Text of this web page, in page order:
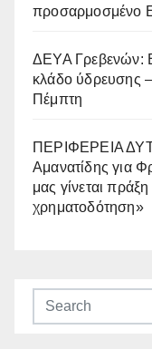
προσαρμοσμένο
ΔΕΥΑ Γρεβενών:
κλάδο ύδρευσης –
Πέμπτη
ΠΕΡΙΦΕΡΕΙΑ
Αμανατίδης για
μας γίνεται
χρηματοδότηση»